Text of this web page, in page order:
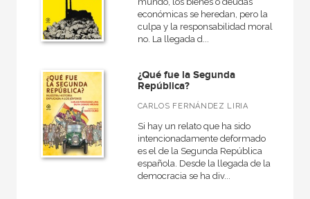
económicas se heredan, pero la
culpa y la responsabilidad moral,
no. La llegada d...
¿Qué fue la Segunda
República?
CARLOS FERNÁNDEZ LIRIA
Si hay un relato que ha sido
intencionadamente deformado
es el de la Segunda República
española. Desde la llegada de la
democracia se ha div...